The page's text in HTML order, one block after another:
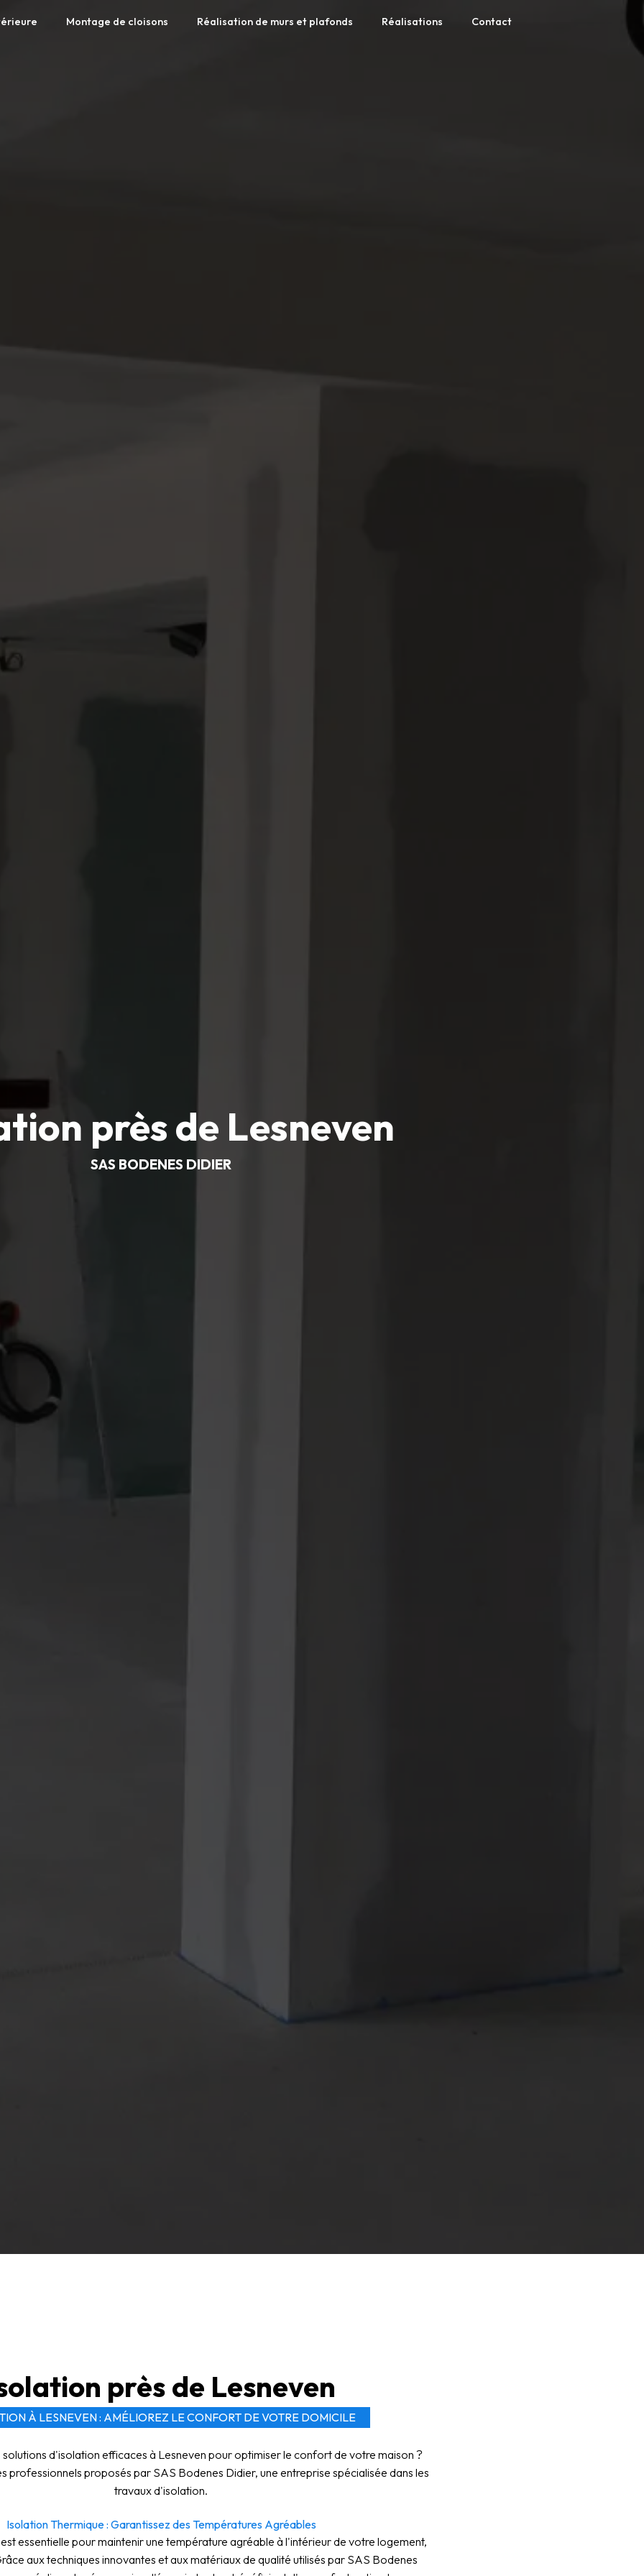
Montage de cloisons Réalisation de murs et plafonds Réalisations Contact
près de Lesneven
SAS BODENES DIDIER
près de Lesneven
À LESNEVEN : AMÉLIOREZ LE CONFORT DE VOTRE DOMICILE
solutions d'isolation efficaces à Lesneven pour optimiser le confort de votre maison ?
professionnels proposés par SAS Bodenes Didier, une entreprise spécialisée dans les
travaux d'isolation.
Isolation Thermique : Garantissez des Températures Agréables
essentielle pour maintenir une température agréable à l'intérieur de votre logement,
aux techniques innovantes et aux matériaux de qualité utilisés par SAS Bodenes